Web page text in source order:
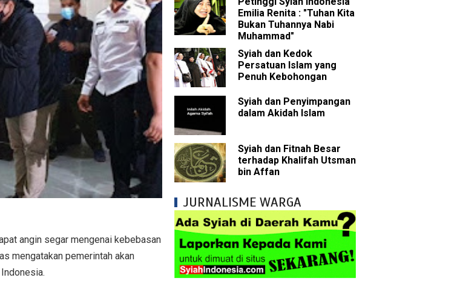
dan Penyimpangan dalam Akidah Islam
Syiah dalam Menyikapi Khalifah Abu Bakar
dan Konsep Imamah yang Tidak Masuk Akal dalam Islam
dan Ketidakkonsistenan dalam Konsep Mahdi
dan Kedustaan tentang Hak Kekhalifahan
dan Ketidakbenaran Ajarannya tentang Wilayah Imam
dan Kedustaan tentang Peristiwa Karbala
dan Upaya Merusak Ukhuwah Islamiyah
dan Klaim Palsu tentang Imam Mahdi yang Akan Muncul
Syiah dalam Menjadikan Imam sebagai Perantara kepada Allah
Syiah Menganggap Ulama Sunni sebagai Musuh?
angin segar mengenai kebebasan
mengatakan pemerintah akan
Emilia Renita : "Tuhan Kita
Bukan Tuhannya Nabi
Muhammad"
Syiah dan Kedok
Persatuan Islam yang
Penuh Kebohongan
Syiah dan Penyimpangan
dalam Akidah Islam
Syiah dan Fitnah Besar
terhadap Khalifah Utsman
bin Affan
JURNALISME WARGA